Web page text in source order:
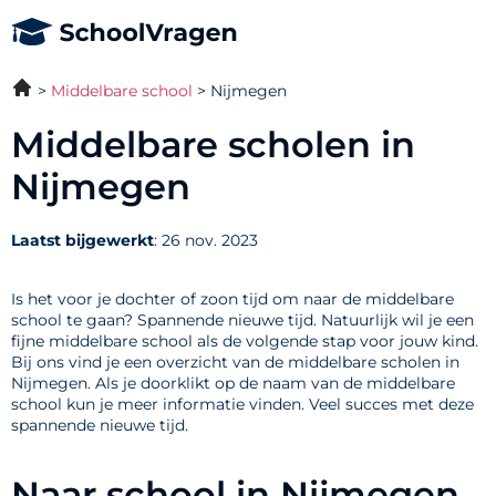
Middelbare school Nijmegen
Middelbare scholen in
Nijmegen
Laatst bijgewerkt: 26 nov. 2023
Is het voor je dochter of zoon tijd om naar de middelbare
school te gaan? Spannende nieuwe tijd. Natuurlijk wil je een
fijne middelbare school als de volgende stap voor jouw kind.
Bij ons vind je een overzicht van de middelbare scholen in
Nijmegen. Als je doorklikt op de naam van de middelbare
school kun je meer informatie vinden. Veel succes met deze
spannende nieuwe tijd.